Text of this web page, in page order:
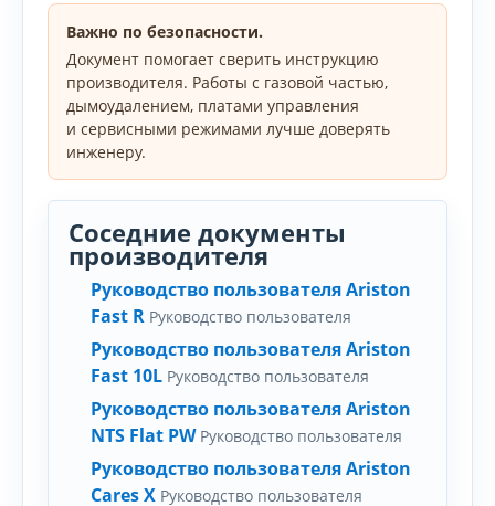
Важно по безопасности.
Документ помогает сверить инструкцию
производителя. Работы с газовой частью,
дымоудалением, платами управления
и сервисными режимами лучше доверять
инженеру.
Соседние документы
производителя
Руководство пользователя Ariston
Fast R Руководство пользователя
Руководство пользователя Ariston
Fast 10L Руководство пользователя
Руководство пользователя Ariston
NTS Flat PW Руководство пользователя
Руководство пользователя Ariston
Cares X Руководство пользователя